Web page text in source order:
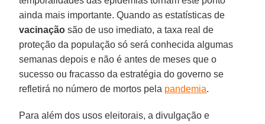
ainda mais importante. Quando as estatísticas de
vacinação são de uso imediato, a taxa real de
proteção da população só será conhecida algumas
semanas depois e não é antes de meses que o
sucesso ou fracasso da estratégia do governo se
refletirá no número de mortos pela pandemia.
Para além dos usos eleitorais, a divulgação e